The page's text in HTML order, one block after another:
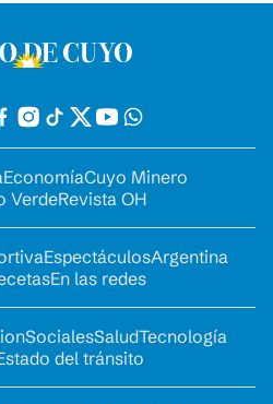
EconomíaCuyo Minero
VerdeRevista OH
EspectáculosArgentina
En las redes
SocialesSaludTecnología
del tránsito